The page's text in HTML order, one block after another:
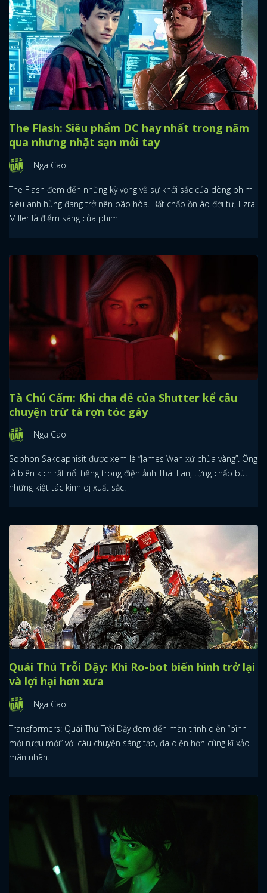
The Flash: Siêu phẩm DC hay nhất trong năm
qua nhưng nhặt sạn mỏi tay
Nga Cao
The Flash đem đến những kỳ vọng về sự khởi sắc của dòng phim
siêu anh hùng đang trở nên bão hòa. Bất chấp ồn ào đời tư, Ezra
Miller là điểm sáng của phim.
Tà Chú Cấm: Khi cha đẻ của Shutter kể câu
chuyện trừ tà rợn tóc gáy
Nga Cao
Sophon Sakdaphisit được xem là “James Wan xứ chùa vàng”. Ông
là biên kịch rất nổi tiếng trong điện ảnh Thái Lan, từng chấp bút
những kiệt tác kinh dị xuất sắc.
Quái Thú Trỗi Dậy: Khi Ro-bot biến hình trở lại
và lợi hại hơn xưa
Nga Cao
Transformers: Quái Thú Trỗi Dậy đem đến màn trình diễn “bình
mới rượu mới” với câu chuyện sáng tạo, đa diện hơn cùng kĩ xảo
mãn nhãn.